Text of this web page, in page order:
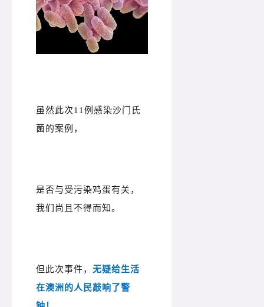
虽然此次11例感染沙门氏
菌的案例，
是否与受污染鸡蛋有关，
我们尚且不得而知。
但此次事件， 无疑给生活
在澳洲的人民敲响了警